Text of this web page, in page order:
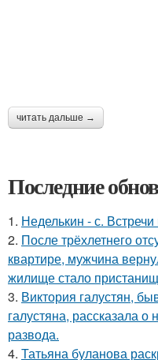
читать дальше →
Последние
1. Неделькин - с.
2. После трёхлетнего
квартире, мужчина
жилище стало
3. Виктория галустян,
галустяна, рассказала
развода.
4. Татьяна буланова